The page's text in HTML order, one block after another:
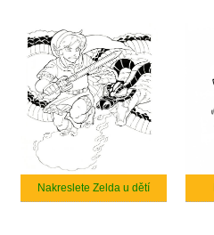
Nakreslete Zelda u dětí